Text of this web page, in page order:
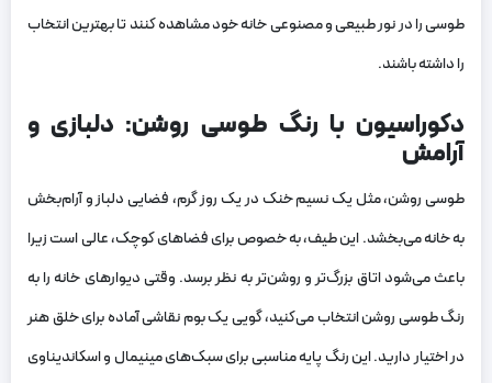
طوسی را در نور طبیعی و مصنوعی خانه خود مشاهده کنند تا بهترین انتخاب
را داشته باشند.
دکوراسیون با رنگ طوسی روشن: دلبازی و
آرامش
طوسی روشن، مثل یک نسیم خنک در یک روز گرم، فضایی دلباز و آرام‌بخش
به خانه می‌بخشد. این طیف، به خصوص برای فضاهای کوچک، عالی است زیرا
باعث می‌شود اتاق بزرگ‌تر و روشن‌تر به نظر برسد. وقتی دیوارهای خانه را به
رنگ طوسی روشن انتخاب می‌کنید، گویی یک بوم نقاشی آماده برای خلق هنر
در اختیار دارید. این رنگ پایه مناسبی برای سبک‌های مینیمال و اسکاندیناوی